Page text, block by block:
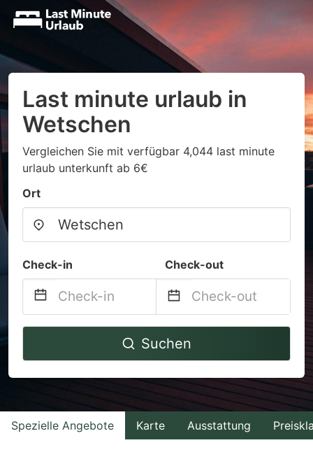
Last minute urlaub in
Wetschen
Vergleichen Sie mit verfügbar 4,044 last minute
urlaub unterkunft ab 6€
Ort
Check-in Check-out
Navigate
to
with
the
Navigate
to
interact
with
the
Suchen
Spezielle Angebote Karte Ausstattung